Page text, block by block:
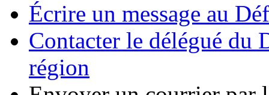
Écrire un message au
Contacter le délégué du
région